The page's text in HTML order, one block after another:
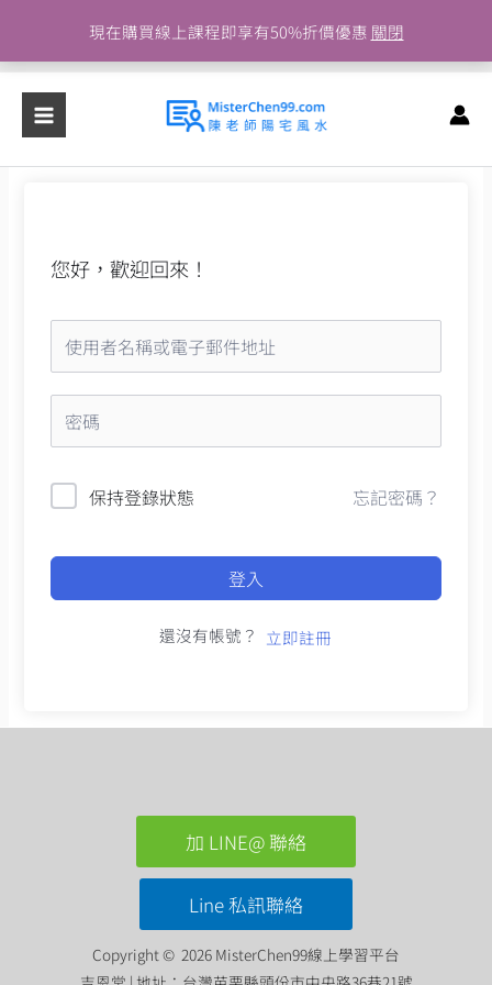
現在購買線上課程即享有50%折價優惠 關閉
主
容
您好，歡迎回來！
保持登錄狀態 忘記密碼？
登入
還沒有帳號？ 立即註冊
加 LINE@ 聯絡
Line 私訊聯絡
Copyright © 2026 MisterChen99線上學習平台